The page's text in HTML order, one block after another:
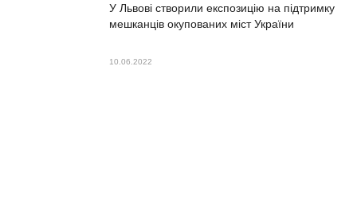
У Львові створили експозицію на підтримку
мешканців окупованих міст України
10.06.2022